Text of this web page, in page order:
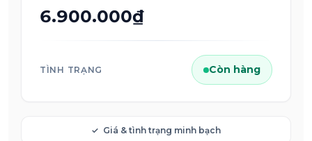
6.900.000₫
TÌNH TRẠNG Còn hàng
✓ Giá & tình trạng minh bạch